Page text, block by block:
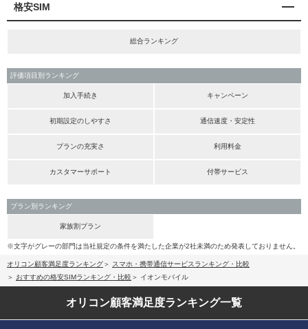
格安SIM
総合ランキング
評価項目別ランキング
加入手続き キャンペーン
初期設定のしやすさ 通信速度・安定性
プランの充実さ 利用料金
カスタマーサポート 付帯サービス
プラン別ランキング
家族割プラン
※文字がグレーの部門は当社規定の条件を満たした企業が2社未満のため発表しておりません。
オリコン顧客満足度ランキング
スマホ・携帯通信サービスランキング・比較
おすすめの格安SIMランキング・比較
イオンモバイル
オリコン顧客満足度ランキング一覧